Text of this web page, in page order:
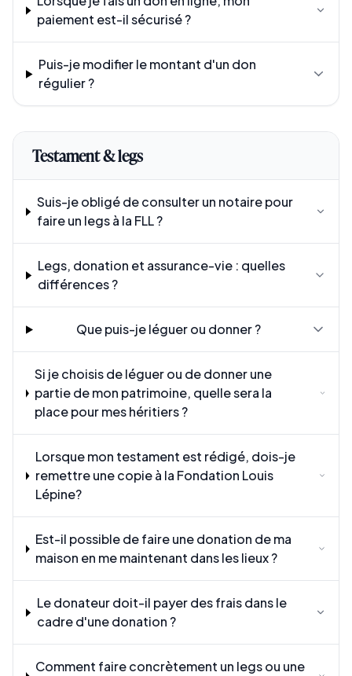
paiement est-il sécurisé ?
Puis-je modifier le montant d'un don
régulier ?
Testament & legs
Suis-je obligé de consulter un notaire pour
faire un legs à la FLL ?
Legs, donation et assurance-vie : quelles
différences ?
Que puis-je léguer ou donner ?
Si je choisis de léguer ou de donner une
partie de mon patrimoine, quelle sera la
place pour mes héritiers ?
Lorsque mon testament est rédigé, dois-je
remettre une copie à la Fondation Louis
Lépine?
Est-il possible de faire une donation de ma
maison en me maintenant dans les lieux ?
Le donateur doit-il payer des frais dans le
cadre d'une donation ?
Comment faire concrètement un legs ou une